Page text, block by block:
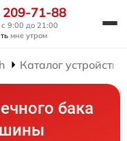
209-71-88
9:00 до 21:00
мне утром
Каталог устройств
бака